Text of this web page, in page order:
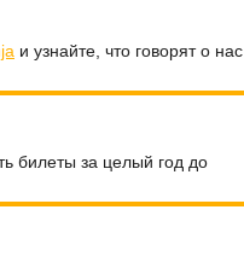
и узнайте, что говорят о нас
билеты за целый год до